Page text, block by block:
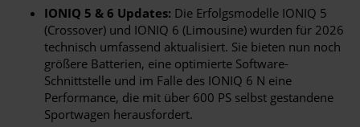
IONIQ 5 & 6 Updates: Die Erfolgsmodelle IONIQ 5
(Crossover) und IONIQ 6 (Limousine) wurden für 2026
technisch umfassend aktualisiert. Sie bieten nun noch
größere Batterien, eine optimierte Software-
Schnittstelle und im Falle des IONIQ 6 N eine
Performance, die mit über 600 PS selbst gestandene
Sportwagen herausfordert.